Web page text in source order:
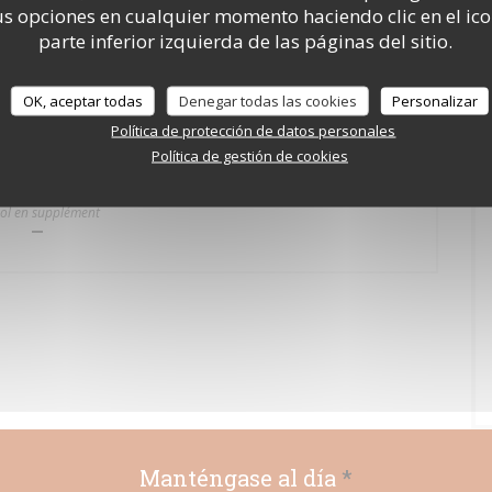
opciones en cualquier momento haciendo clic en el
parte inferior izquierda de las páginas del sitio.
OK, aceptar todas Denegar todas las cookies
Personalizar
Política de protección de datos personales
Política de gestión de cookies
5 décembre 2025
NORD" Cocktail avec ou sans alcool
chicon, Moule-Frite, Gougère au Maroilles
pousses d'épinard, sauce Paloise à le Fleur de Bière
en Pastilla, déclinaison de panais, jus court au genièvre
en supplément
Manténgase al día *